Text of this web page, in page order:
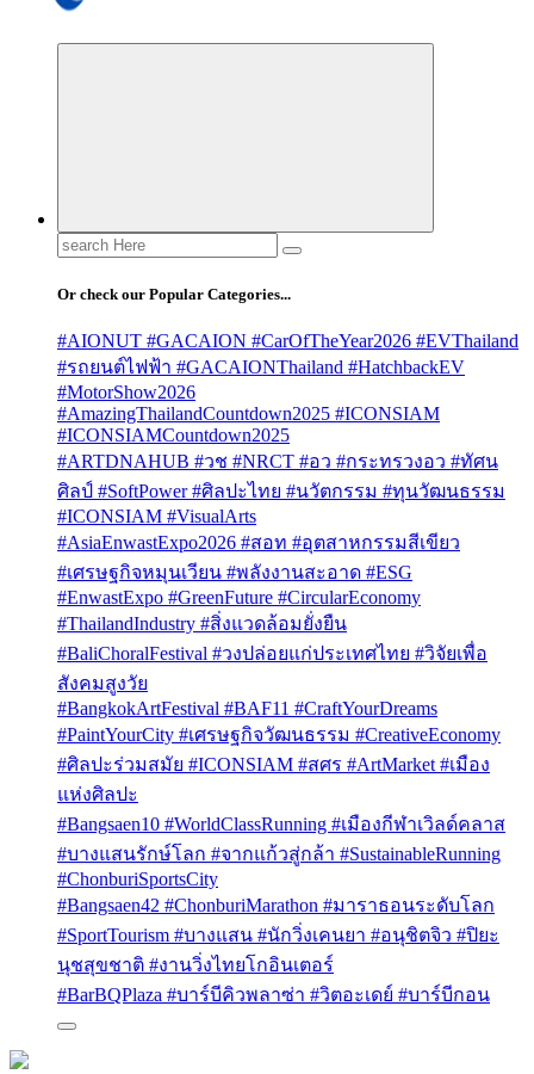
Search
for:
Or check our Popular Categories...
#AIONUT #GACAION #CarOfTheYear2026 #EVThailand
#รถยนต์ไฟฟ้า #GACAIONThailand #HatchbackEV
#MotorShow2026
#AmazingThailandCountdown2025 #ICONSIAM
#ICONSIAMCountdown2025
#ARTDNAHUB #วช #NRCT #อว #กระทรวงอว #ทัศน
ศิลป์ #SoftPower #ศิลปะไทย #นวัตกรรม #ทุนวัฒนธรรม
#ICONSIAM #VisualArts
#AsiaEnwastExpo2026 #สอท #อุตสาหกรรมสีเขียว
#เศรษฐกิจหมุนเวียน #พลังงานสะอาด #ESG
#EnwastExpo #GreenFuture #CircularEconomy
#ThailandIndustry #สิ่งแวดล้อมยั่งยืน
#BaliChoralFestival #วงปล่อยแก่ประเทศไทย #วิจัยเพื่อ
สังคมสูงวัย
#BangkokArtFestival #BAF11 #CraftYourDreams
#PaintYourCity #เศรษฐกิจวัฒนธรรม #CreativeEconomy
#ศิลปะร่วมสมัย #ICONSIAM #สศร #ArtMarket #เมือง
แห่งศิลปะ
#Bangsaen10 #WorldClassRunning #เมืองกีฬาเวิลด์คลาส
#บางแสนรักษ์โลก #จากแก้วสู่กล้า #SustainableRunning
#ChonburiSportsCity
#Bangsaen42 #ChonburiMarathon #มาราธอนระดับโลก
#SportTourism #บางแสน #นักวิ่งเคนยา #อนุชิตจิว #ปิยะ
นุชสุขชาติ #งานวิ่งไทยโกอินเตอร์
#BarBQPlaza #บาร์บีคิวพลาซ่า #วิตอะเดย์ #บาร์บีกอน